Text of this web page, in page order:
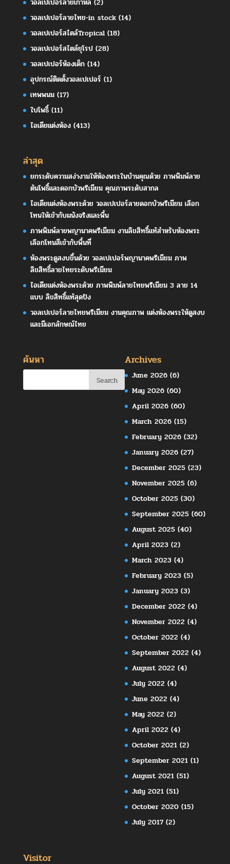
วอลเปเปอร์ลายเกาหลี(2)
วอลเปเปอร์ลายไทย-in stock(14)
วอลเปเปอร์สไตล์Tropical(18)
วอลเปเปอร์สไตล์ยุโรป(28)
วอลเปเปอร์ห้องเด็ก(14)
อุปกรณ์ติดตั้งวอลเปเปอร์ (1)
เทพพนม(17)
ใบโพธิ์(11)
ไอเดียแต่งห้อง(413)
ล่าสุด
ยกระดับความสง่างามให้ห้องพระในบ้านคุณด้วย ภาพพิมพ์ลาย
ต้นโพธิ์และดอกบัวพรีเมียม คุณภาพระดับสากล
ไอเดียแต่งห้องพระด้วย วอลเปเปอร์ลายดอกบัวพรีเมียม เลือก
โทนให้เข้ากับผนังจริงและพื้น
ภาพพิมพ์ลายพญานาคพรีเมียม งานลิขสิทธิ์แท้สำหรับห้องพระ
เลือกโทนสีเข้ากับพื้นที่
ห้องพระดูสงบขึ้นด้วย วอลเปเปอร์พญานาคพรีเมียม ภาพ
ลิขสิทธิ์ลายไทยระดับพรีเมียม
ไอเดียแต่งห้องพระด้วย ภาพพิมพ์ลายไทยพรีเมียม 3 ลาย 14
แบบ ลิขสิทธิ์แท้สุดปัง
วอลเปเปอร์ลายไทยพรีเมียม งานคุณภาพ แต่งห้องพระให้ดูสงบ
และมีเอกลักษณ์ไทย
ค้นหา Archives
June 2026 (6)
May 2026 (60)
April 2026 (60)
March 2026 (15)
February 2026 (32)
January 2026 (27)
December 2025 (23)
November 2025 (6)
October 2025 (30)
September 2025 (60)
August 2025 (40)
April 2023 (2)
March 2023 (4)
February 2023 (5)
January 2023 (3)
December 2022 (4)
November 2022 (4)
October 2022 (4)
September 2022 (4)
August 2022 (4)
July 2022 (4)
June 2022 (4)
May 2022 (2)
April 2022 (4)
October 2021 (2)
September 2021 (1)
August 2021 (51)
July 2021 (51)
October 2020 (15)
July 2017 (2)
Visitor